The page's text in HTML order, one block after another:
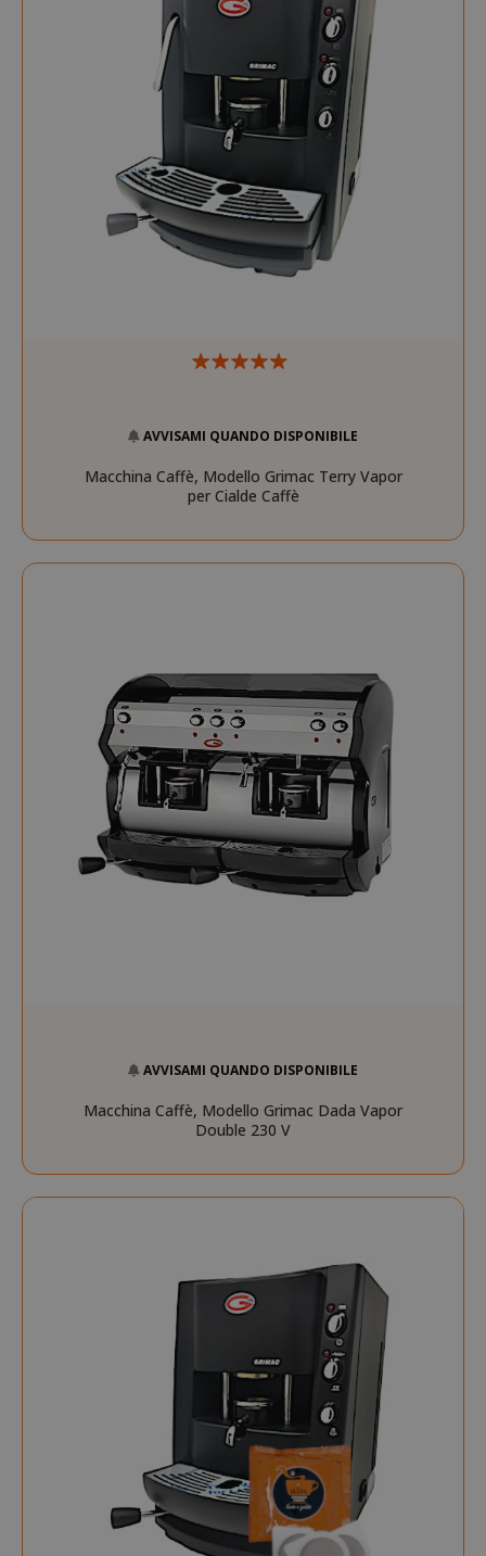
AVVISAMI QUANDO DISPONIBILE
Macchina Caffè, Modello Grimac Terry Vapor
per Cialde Caffè
AVVISAMI QUANDO DISPONIBILE
Macchina Caffè, Modello Grimac Dada Vapor
Double 230 V